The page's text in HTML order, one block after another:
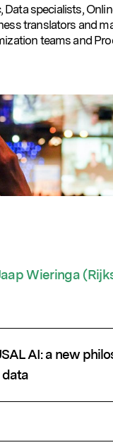
specialists,
translators and
teams and
Wieringa
AI: a new
data